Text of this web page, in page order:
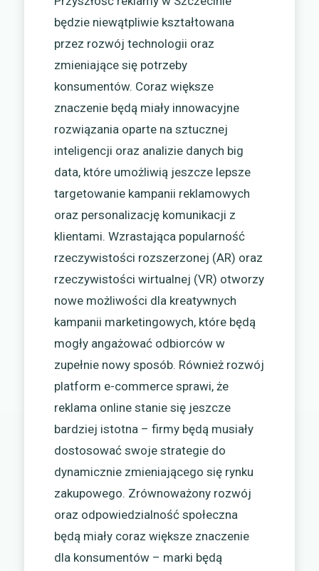
będzie niewątpliwie kształtowana
przez rozwój technologii oraz
zmieniające się potrzeby
konsumentów. Coraz większe
znaczenie będą miały innowacyjne
rozwiązania oparte na sztucznej
inteligencji oraz analizie danych big
data, które umożliwią jeszcze lepsze
targetowanie kampanii reklamowych
oraz personalizację komunikacji z
klientami. Wzrastająca popularność
rzeczywistości rozszerzonej (AR) oraz
rzeczywistości wirtualnej (VR) otworzy
nowe możliwości dla kreatywnych
kampanii marketingowych, które będą
mogły angażować odbiorców w
zupełnie nowy sposób. Również rozwój
platform e-commerce sprawi, że
reklama online stanie się jeszcze
bardziej istotna – firmy będą musiały
dostosować swoje strategie do
dynamicznie zmieniającego się rynku
zakupowego. Zrównoważony rozwój
oraz odpowiedzialność społeczna
będą miały coraz większe znaczenie
dla konsumentów – marki będą